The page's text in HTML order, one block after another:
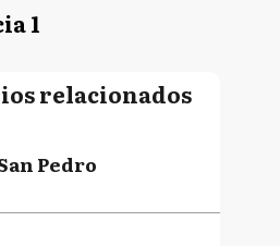
1
relacionados
Pedro